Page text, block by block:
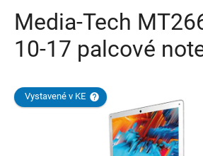
Media-Tech
10-17 palcové
Vystavené v KE